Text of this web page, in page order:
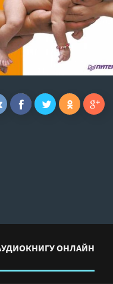
ОНЛАЙН